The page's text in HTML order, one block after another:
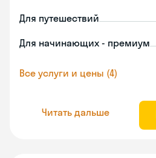
Для путешествий
Для начинающих - премиум
Все услуги и цены (4)
Читать дальше